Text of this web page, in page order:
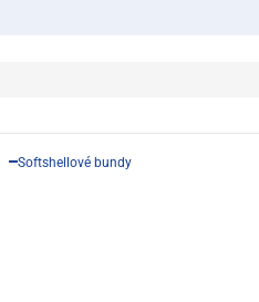
Softshellové bundy